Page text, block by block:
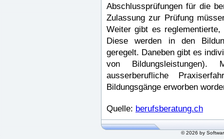
Abschlussprüfungen für die
Zulassung zur Prüfung
Weiter gibt es
Diese werden in den
geregelt. Daneben gibt es
von
ausserberufliche
Bildungsgänge erworben
Quelle: berufsberatung.ch
© 2026 by